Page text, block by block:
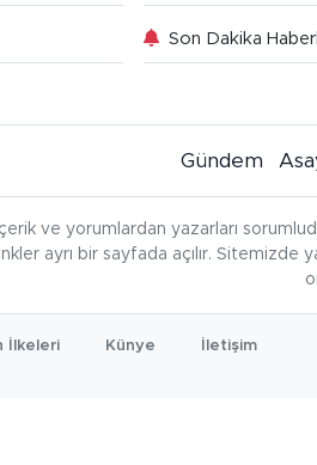
Son Dakika
Gündem
ve yorumlardan yazarları
ayrı bir sayfada açılır. Sitemizde
İlkeleri Künye İletişim